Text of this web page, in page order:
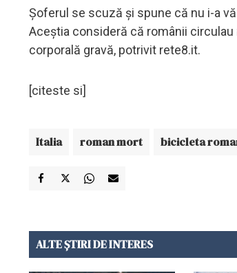
Șoferul se scuză și spune că nu i-a
Aceștia consideră că românii
corporală gravă, potrivit rete8.it.
[citeste si]
Italia roman mort bicicleta
ALTE ȘTIRI DE INTERES